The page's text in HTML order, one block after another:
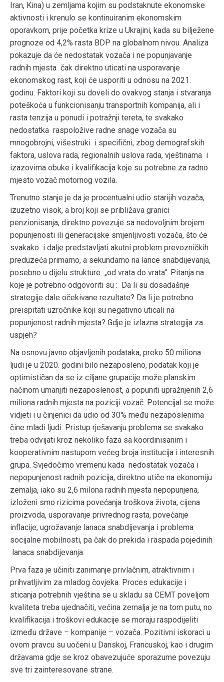
Iran, Kina) u zemljama kojim su podstaknute ekonomske
aktivnosti i krenulo se kontinuiranim ekonomskim
oporavkom, prije početka krize u Ukrajini, kada su bilježene
prognoze od 4,2% rasta BDP na globalnom nivou. Analiza
pokazuje da će nedostatak vozača i ne popunjavanje
radnih mjesta čak direktno uticati na usporavanje
ekonomskog rast, koji će usporiti u odnosu na 2021.
godinu. Faktori koji su doveli do ovakvog stanja i stvaranja
poteškoća u funkcionisanju transportnih kompanija, ali i
rasta tenzija u ponudi i potražnji tereta, te svakako
nedostatka raspoložive radne snage vozača su
mnogobrojni, višestruki i specifični, zbog demografskih
faktora, uslova rada, regionalnih uslova rada, vještinama i
izazovima obuke i kvalifikacija koje su potrebne za radno
mjesto vozač motornog vozila.
Trenutno stanje je da je procentualni udio starijih vozača,
izuzetno visok, a broj koji se približava granici
penzionisanja, direktno povezuje sa nedovoljnim brojem
popunjenosti ili generacijske smjenljivosti vozača, što će
svakako i dalje predstavljati akutni problem prevozničkih
preduzeća primarno, a sekundarno na lance snabdijevanja,
posebno u dijelu strukture „od vrata do vrata“. Pitanja na
koje je potrebno odgovoriti su : Da li su dosadašnje
strategije dale očekivane rezultate? Da li je potrebno
preispitati uzročnike koji su negativno uticali na
popunjenost radnih mjesta? Gdje je izlazna strategija za
uspjeh?
Na osnovu javno objavljenih podataka, preko 50 miliona
ljudi je u 2020. godini bilo nezaposleno, podatak koji je
optimističan da se iz ciljane grupacije može planskim
načinom umanjiti nezaposlenost, a popuniti upražnjenih 2,6
miliona radnih mjesta na poziciji vozač. Potencijal se može
vidjeti i u činjenici da udio od 30% među nezaposlenima
čine mladi ljudi. Pristup rješavanju problema se svakako
treba odvijati kroz nekoliko faza sa koordinisanim i
kooperativnim nastupom većeg broja institucija i interesnih
grupa. Svjedočimo vremenu kada nedostatak vozača i
nepopunjenost radnih pozicija, direktno utiče na ekonomiju
zemalja, iako su 2,6 milona radnih mjesta nepopunjena,
izloženi smo rizicima povećanja troškova života, cijena
proizvoda, usporavanje privrednog rasta, povećanje
inflacije, ugrožavanje lanaca snabdijevanja i problema
socijalne mobilnosti, pa čak do prekida i raspada pojedinih
lanaca snabdijevanja.
Prva faza je učiniti zanimanje privlačnim, atraktivnim i
prihvatljivim za mladog čovjeka. Proces edukacije i
sticanja potrebnih vještina se u skladu sa CEMT poveljom
kvaliteta treba ujednačiti, većina zemalja je na tom putu, no
kvalifikacija i troškovi edukacije se moraju raspodijeliti
između države – kompanije – vozača. Pozitivni iskoraci u
ovom pravcu su uočeni u Danskoj, Francuskoj, kao i drugim
državama gdje se kroz obavezujuće sporazume povezuju
sve tri zainteresovane strane.